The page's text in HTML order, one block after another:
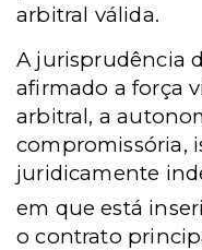
arbitral válida.
A jurisprudência
afirmado a força
arbitral, a
compromissória,
juridicamente
em que está
o contrato